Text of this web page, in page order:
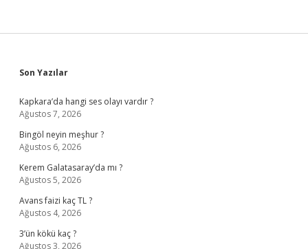
Sidebar
Son Yazılar
Kapkara’da hangi ses olayı vardır ?
Ağustos 7, 2026
Bingöl neyin meşhur ?
Ağustos 6, 2026
Kerem Galatasaray’da mı ?
Ağustos 5, 2026
Avans faizi kaç TL ?
Ağustos 4, 2026
3’ün kökü kaç ?
Ağustos 3, 2026